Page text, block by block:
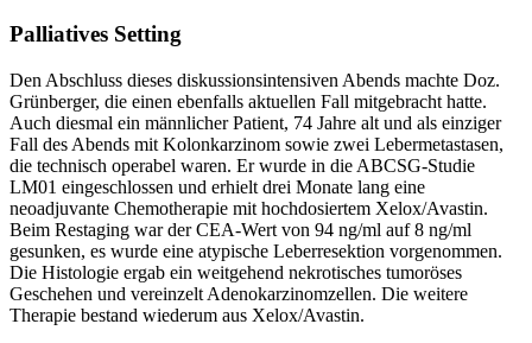
Palliatives Setting
Den Abschluss dieses diskussionsintensiven Abends machte Doz.
Grünberger, die einen ebenfalls aktuellen Fall mitgebracht hatte.
Auch diesmal ein männlicher Patient, 74 Jahre alt und als einziger
Fall des Abends mit Kolonkarzinom sowie zwei Lebermetastasen,
die technisch operabel waren. Er wurde in die ABCSG-Studie
LM01 eingeschlossen und erhielt drei Monate lang eine
neoadjuvante Chemotherapie mit hochdosiertem Xelox/Avastin.
Beim Restaging war der CEA-Wert von 94 ng/ml auf 8 ng/ml
gesunken, es wurde eine atypische Leberresektion vorgenommen.
Die Histologie ergab ein weitgehend nekrotisches tumoröses
Geschehen und vereinzelt Adenokarzinomzellen. Die weitere
Therapie bestand wiederum aus Xelox/Avastin.